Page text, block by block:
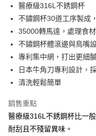
上海商業儲蓄銀行
國泰世華商業銀行
臺灣中小企業銀行
匯豐（台灣）商業銀行
聯邦商業銀行
元大商業銀行
玉山商業銀行
台新國際商業銀行
Apple Pay
悠遊付
新竹貨運
每筆NT$150，滿
醫療級316L不銹鋼杯
不鏽鋼杯30道工序製成
35000轉馬達，處理食
不鏽鋼杯體滾邊與鳥嘴
專利集中網，打出更細
日本牛角刀專利設計，
清洗輕鬆簡單
銷售重點
醫療級316L不銹鋼杯比一
耐刮且不殘留異味。